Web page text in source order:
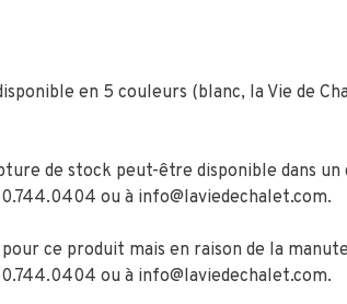
en 5 couleurs (blanc, la Vie de
de stock peut-être disponible dans un
ou à info@laviedechalet.com.
ce produit mais en raison de la
ou à info@laviedechalet.com.